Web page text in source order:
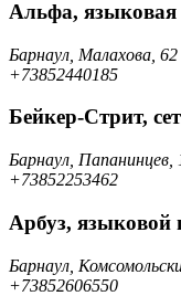
Альфа,
Барнаул, Малахова, 62
+73852440185
Бейкер-Стрит,
Барнаул, Папанинцев,
+73852253462
Арбуз, языковой
Барнаул,
+73852606550